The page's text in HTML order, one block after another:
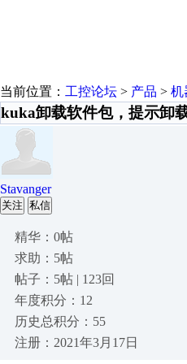
当前位置： 工控论坛 > 产品 > 机
kuka卸载软件包，提示卸
Stavanger
关注 私信
精华：0帖
求助：5帖
帖子：5帖 | 123回
年度积分：12
历史总积分：55
注册：2021年3月17日